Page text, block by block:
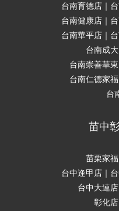
台南育德店｜
台南健康店｜
台南華平店｜
台南成
台南崇善華
台南仁德家
台
苗中
苗栗家
台中逢甲店｜
台中大連
彰化